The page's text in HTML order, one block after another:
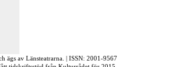
ägs av Länsteatrarna. | ISSN: 2001-9567